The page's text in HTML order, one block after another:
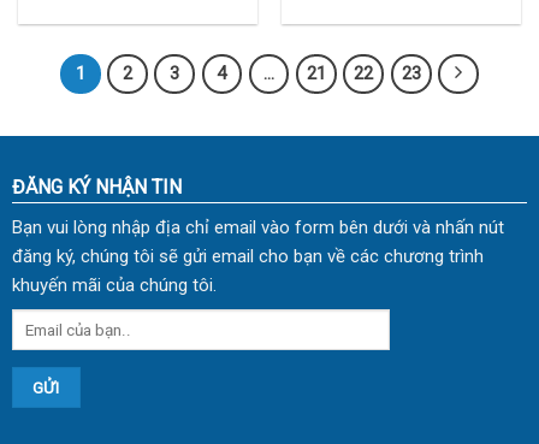
1 2 3 4 … 21 22 23
ĐĂNG KÝ NHẬN TIN
Bạn vui lòng nhập địa chỉ email vào form bên dưới và nhấn nút
đăng ký, chúng tôi sẽ gửi email cho bạn về các chương trình
khuyến mãi của chúng tôi.